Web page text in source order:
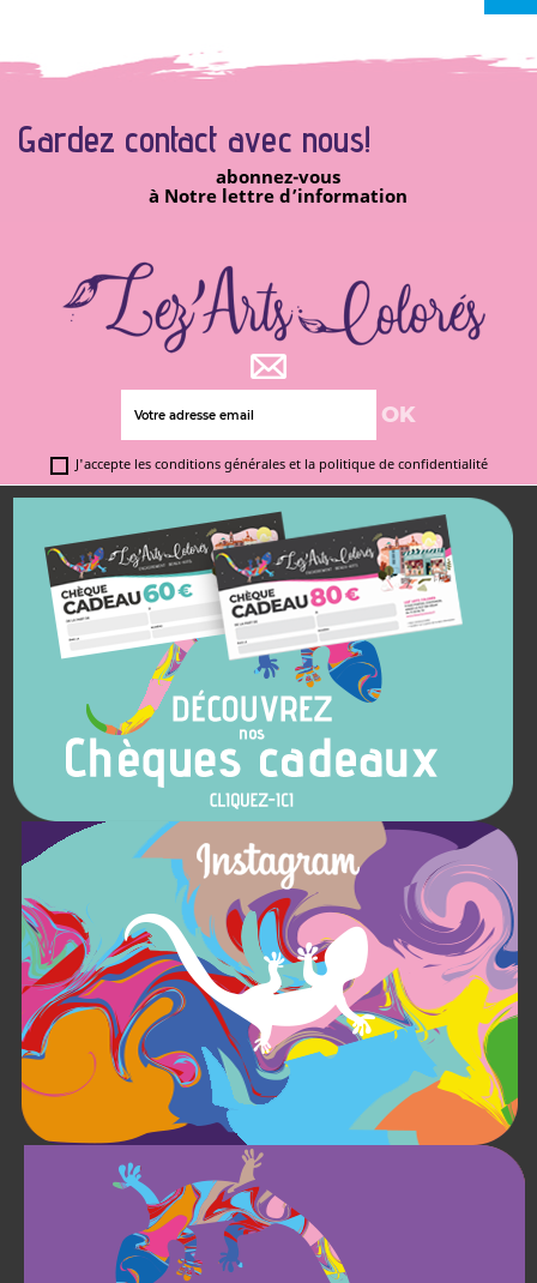
Gardez contact avec nous!
abonnez-vous
à Notre lettre d’information
J'accepte les conditions générales et la politique de confidentialité